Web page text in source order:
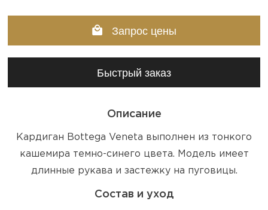
Запрос цены
Быстрый заказ
Описание
Кардиган Bottega Veneta выполнен из тонкого
кашемира темно-синего цвета. Модель имеет
длинные рукава и застежку на пуговицы.
Состав и уход